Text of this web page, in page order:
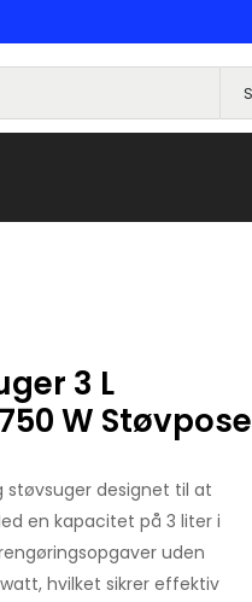
3 L
W Støvpose
støvsuger designet til at
en kapacitet på 3 liter i
uden
hvilket sikrer effektiv